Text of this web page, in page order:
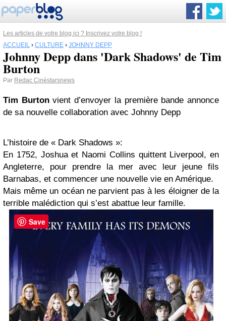
Les articles de votre blog ici ? Inscrivez votre blog !
ACCUEIL › CULTURE › JOHNNY DEPP
Johnny Depp dans 'Dark Shadows' de Tim
Burton
Par Redac Cinéstarsnews
Tim Burtonvient d’envoyer la première bande annonce
de sa nouvelle collaboration avec Johnny Depp
L’histoire de « Dark Shadows »:
En 1752, Joshua et Naomi Collins quittent Liverpool, en
Angleterre, pour prendre la mer avec leur jeune fils
Barnabas, et commencer une nouvelle vie en Amérique.
Mais même un océan ne parvient pas à les éloigner de la
terrible malédiction qui s’est abattue leur famille.
Save